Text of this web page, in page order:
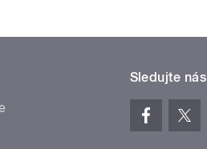
Sledujte nás